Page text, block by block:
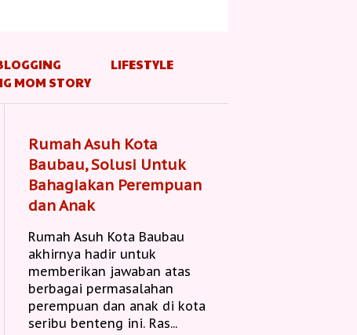
LIFESTYLE
MOM STORY
Rumah Asuh Kota
Baubau, Solusi Untuk
Bahagiakan Perempuan
dan Anak
Rumah Asuh Kota Baubau
akhirnya hadir untuk
memberikan jawaban atas
berbagai permasalahan
perempuan dan anak di kota
seribu benteng ini. Ras...